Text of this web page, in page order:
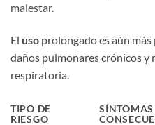
malestar.
El uso prolongado es aún
daños pulmonares crónicos y
respiratoria.
TIPO DE
RIESGO